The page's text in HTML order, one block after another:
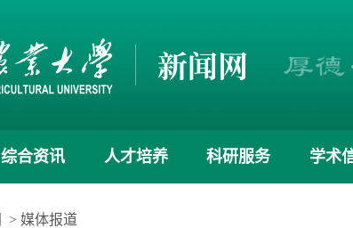
综合资讯 人才培养 科研服务 学术
> 媒体报道